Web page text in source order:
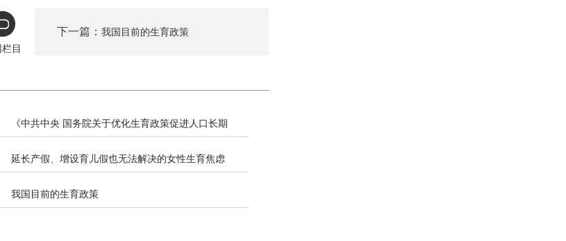
目
下一篇： 我国目前的生育政策
《中共中央 国务院关于优化生育政策促进人口长期
均衡发展的决定》
延长产假、增设育儿假也无法解决的女性生育焦虑
我国目前的生育政策